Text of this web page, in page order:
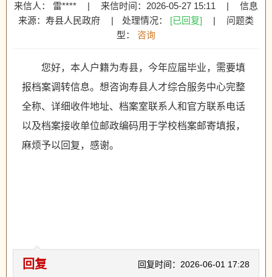
来信人： 雷**** | 来信时间：2026-05-27 15:11 |
信息
来源：寿县人民政府
| 处理情况： [已回复] |
问题类
型：
咨询
您好，本人户籍为寿县，今年应届毕业，需要填
报档案调转信息。想咨询寿县人才综合服务中心完整
全称、详细收件地址、档案室联系人和官方联系电话
以及档案接收单位邮政编码用于学校档案邮寄填报，
麻烦予以回复，感谢。
回复时间：2026-06-01 17:28
回复